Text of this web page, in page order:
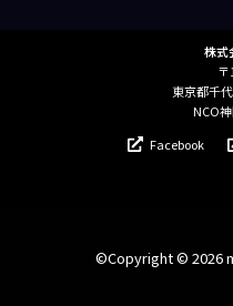
株
東京都千
NCO
Facebook
©Copyright © 2026